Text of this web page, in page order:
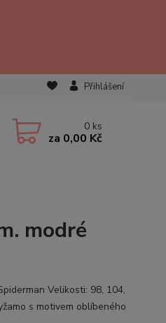
Přihlášení
0 ks
za 0,00 Kč
modré
Velikosti: 98, 104,
s motivem oblíbeného